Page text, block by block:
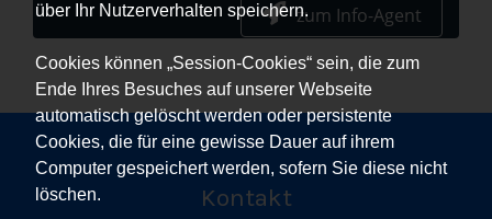
über Ihr Nutzerverhalten speichern.
Cookies können „Session-Cookies“ sein, die zum
Ende Ihres Besuches auf unserer Webseite
automatisch gelöscht werden oder persistente
Cookies, die für eine gewisse Dauer auf ihrem
Computer gespeichert werden, sofern Sie diese nicht
löschen.
zum Info-Agent
Kontakt